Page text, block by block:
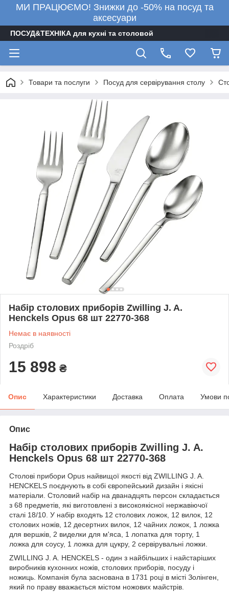
МИ ПРАЦЮЄМО! Знижки до -50% на посуд та
аксесуари
ПОСУД&ТЕХНІКА для кухні та столовой
Товари та послуги Посуд для сервірування столу
Набір столових приборів Zwilling J. A.
Henckels Opus 68 шт 22770-368
Немає в наявності
Роздріб
15 898 ₴
Опис Характеристики Доставка Оплата Умови
Опис
Набір столових приборів Zwilling J. A.
Henckels Opus 68 шт 22770-368
Столові прибори Opus найвищої якості від ZWILLING J. A.
HENCKELS поєднують в собі європейський дизайн і якісні
матеріали. Столовий набір на дванадцять персон складається
з 68 предметів, які виготовлені з високоякісної нержавіючої
сталі 18/10. У набір входять 12 столових ложок, 12 вилок, 12
столових ножів, 12 десертних вилок, 12 чайних ложок, 1 ложка
для вершків, 2 виделки для м'яса, 1 лопатка для торту, 1
ложка для соусу, 1 ложка для цукру, 2 сервірувальні ложки.
ZWILLING J. A. HENCKELS - один з найбільших і найстаріших
виробників кухонних ножів, столових приборів, посуду і
ножиць. Компанія була заснована в 1731 році в місті Золінген,
який по праву вважається містом ножових майстрів.